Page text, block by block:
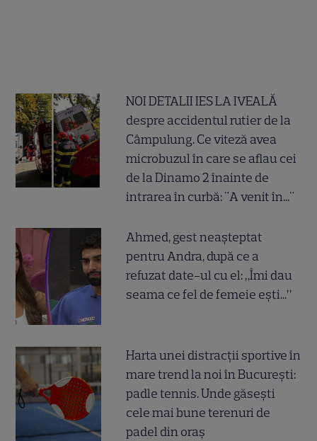
NOI DETALII IES LA IVEALĂ
despre accidentul rutier de la
Câmpulung. Ce viteză avea
microbuzul în care se aflau cei
de la Dinamo 2 înainte de
intrarea în curbă: "A venit în..."
Ahmed, gest neașteptat
pentru Andra, după ce a
refuzat date-ul cu el: „Îmi dau
seama ce fel de femeie ești...”
Harta unei distracții sportive în
mare trend la noi în București:
padle tennis. Unde găsești
cele mai bune terenuri de
padel din oraș